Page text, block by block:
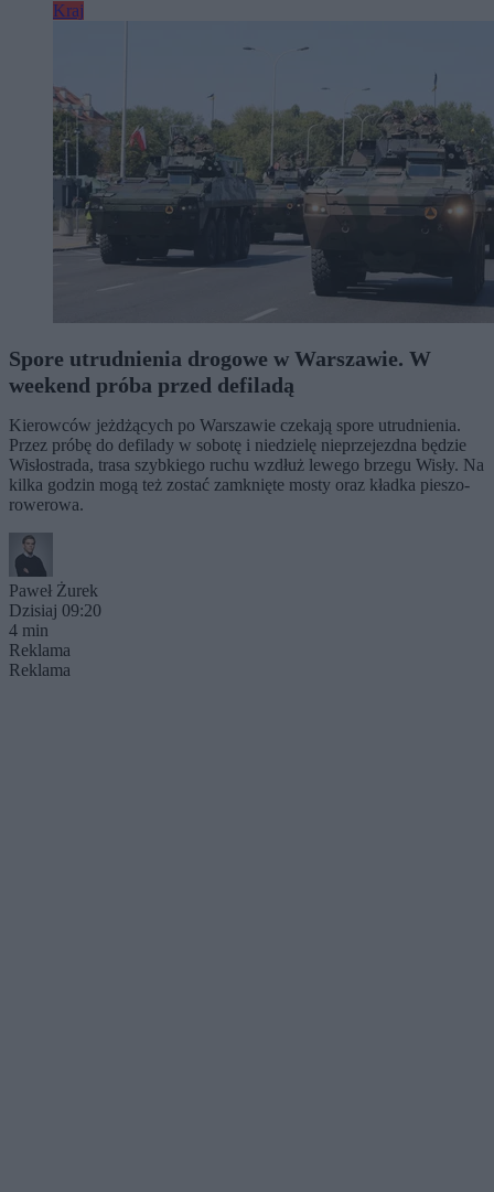
Kraj
Spore utrudnienia drogowe w Warszawie. W
weekend próba przed defiladą
Kierowców jeżdżących po Warszawie czekają spore utrudnienia.
Przez próbę do defilady w sobotę i niedzielę nieprzejezdna będzie
Wisłostrada, trasa szybkiego ruchu wzdłuż lewego brzegu Wisły. Na
kilka godzin mogą też zostać zamknięte mosty oraz kładka pieszo-
rowerowa.
Paweł Żurek
Dzisiaj 09:20
4 min
Reklama
Reklama